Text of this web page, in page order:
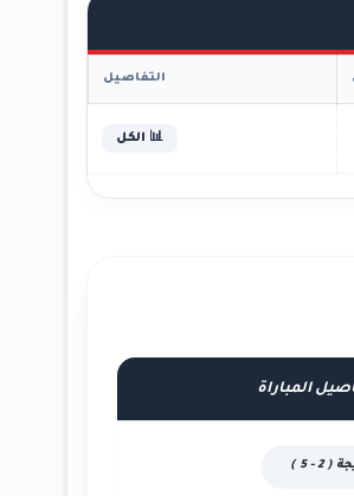
التفاصيل
📊 الكل
المباراة
( 2 - 5 )